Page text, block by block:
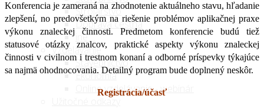
Strojárstvo
Doprava cestná
iné ...
Vzdelávanie
Stavebníctvo
Ekonómia
Online vzdelávanie - webinár
Užitočné odkazy
Konferencia je zameraná na zhodnotenie aktuálneho stavu, hľadanie
zlepšení, no predovšetkým na riešenie problémov aplikačnej praxe
výkonu znaleckej činnosti. Predmetom konferencie budú tiež
statusové otázky znalcov, praktické aspekty výkonu znaleckej
činnosti v civilnom i trestnom konaní a odborné príspevky týkajúce
sa najmä ohodnocovania. Detailný program bude doplnený neskôr.
Registrácia/účasť